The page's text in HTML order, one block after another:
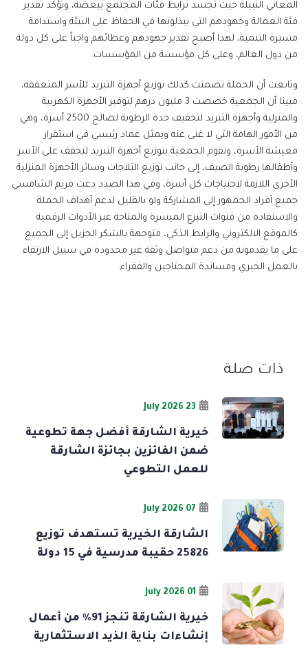
المعاني النبيلة حيث تجسد ترابط فئات المجتمع ببعضه، وتؤكد تقدير
فئة العمالة وجهودهم التي يبذلونها في الحفاظ على البيئة واستدامة
مسيرة التنمية، لهذا أصبح تقدير جهودهم وعطائهم واجباً على كل دولة
من دول العالم، وعلى كل مؤسسة من المؤسسات.
وتابعت أن الحملة تضمنت كذلك توزيع أجهزة التبريد للأسر المتعففة،
مبينا أن الجمعية خصصت 3 مليون درهم لتوفير الأجهزة الكهربية
والمنزلية وأجهزة التبريد لتخفيف حدة الرطوبة لصالح 2500 أسرة، وهي
من الأمور الهامة التي لا غنى عنه ويمثل عماد رئيسي في استقرار
معيشة الأسرة، وتقوم الجمعية بتوزيع أجهزة التبريد لتخفف على الأسر
وأطفالها رطوبة الصيف، إلى جانب توزيع الثلاجات وسائر الأجهزة المنزلية
الأخرى اللازمة لاحتياجات كل أسرة، وفي هذا الصدد دعت مريم الشامسي
جميع أفراد الجمهور إلى المشاركة ولو بالقليل لدعم أهداف الحملة
والاستفادة من قنوات التبرع الميسرة والمتاحة عبر الأدوات الرقمية
كالموقع الالكتروني والرابط الذكي، متوجهة بالشكر الجزيل إلى الجميع
على ما يقدمونه من دعم متواصل وثقة غير محدودة في سبيل الارتقاء
بالعمل الخيري ومساندة المحتاجين والفقراء.
ذات صلة
23 July 2026
خيرية الشارقة أفضل جهة تطوعية
ضمن الفائزين بجائزة الشارقة
للعمل التطوعي
07 July 2026
الشارقة الخيرية تستهدف توزيع
25826 حقيبة مدرسية في 15 دولة
01 July 2026
خيرية الشارقة تنجز 91% من أعمال
إنشاءات بناية الذيد الاستثمارية